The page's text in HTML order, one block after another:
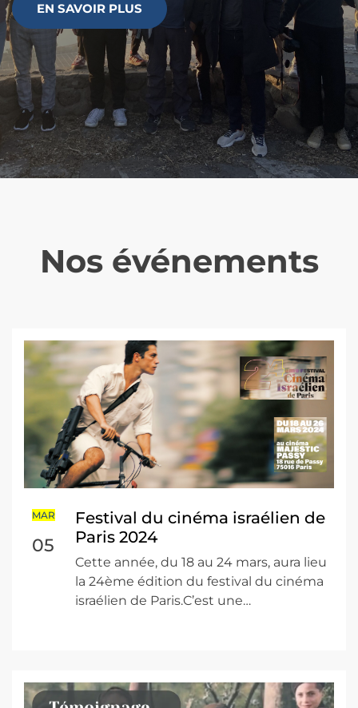
EN SAVOIR PLUS
Nos événements
MAR
05
Festival du cinéma israélien de
Paris 2024
Cette année, du 18 au 24 mars, aura lieu
la 24ème édition du festival du cinéma
israélien de Paris.C’est une…